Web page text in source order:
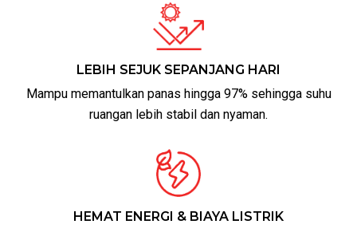
LEBIH SEJUK SEPANJANG HARI
Mampu memantulkan panas hingga 97% sehingga suhu
ruangan lebih stabil dan nyaman.
HEMAT ENERGI & BIAYA LISTRIK